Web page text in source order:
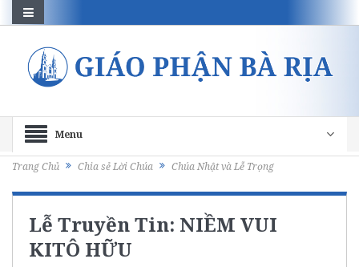
Menu
Trang Chủ Chia sẻ Lời Chúa Chúa Nhật và Lễ Trọng
Lễ Truyền Tin: NIỀM VUI
KITÔ HỮU